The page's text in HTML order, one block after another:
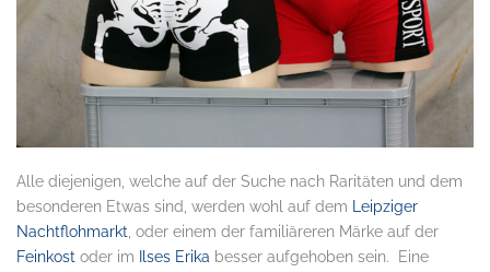
Alle diejenigen, welche auf der Suche nach Raritäten und dem
besonderen Etwas sind, werden wohl auf dem
Leipziger
Nachtflohmarkt , oder einem der familiäreren Märke auf der
Feinkost oder im Ilses Erika besser aufgehoben sein. Eine